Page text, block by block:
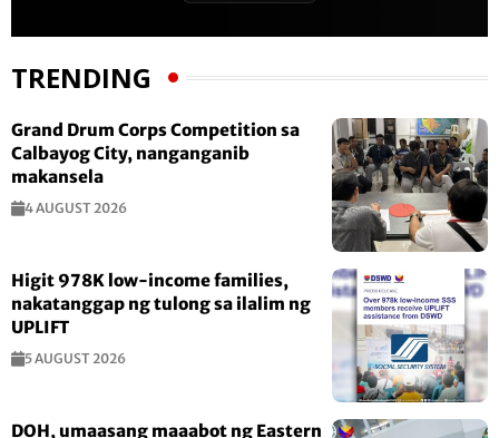
TRENDING
Grand Drum Corps Competition sa
Calbayog City, nanganganib
makansela
4 AUGUST 2026
Higit 978K low-income families,
nakatanggap ng tulong sa ilalim ng
UPLIFT
5 AUGUST 2026
DOH, umaasang maaabot ng Eastern